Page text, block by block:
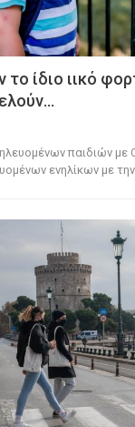
το ίδιο ιικό
παιδιών με
ενηλίκων με την